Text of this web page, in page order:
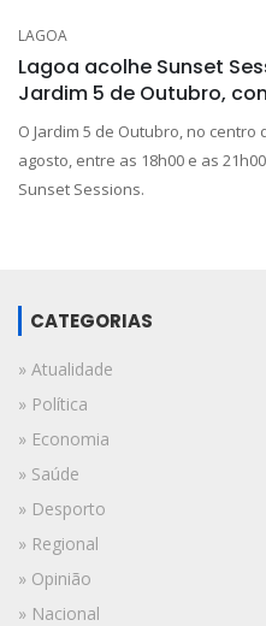
LAGOA
Lagoa acolhe Sunset
Jardim 5 de Outubro,
O Jardim 5 de Outubro, no centro
agosto, entre as 18h00 e as
Sunset Sessions.
CATEGORIAS
» Atualidade
» Política
» Economia
» Saúde
» Desporto
» Regional
» Opinião
» Nacional